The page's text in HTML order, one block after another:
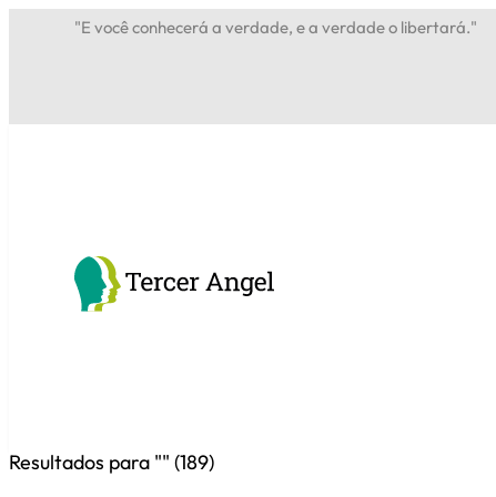
"E você conhecerá a verdade, e a verdade o libertará."
Resultados para "" (189)